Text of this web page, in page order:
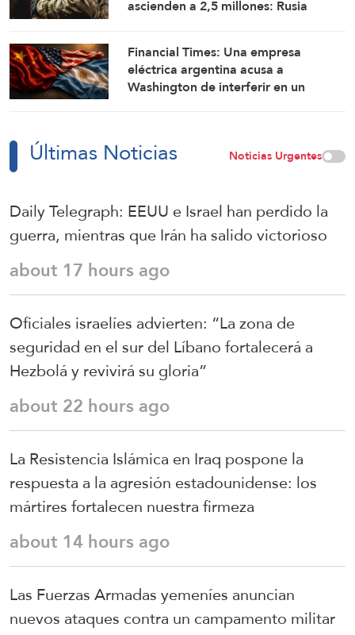
ascienden a 2,5 millones: Rusia
Financial Times: Una empresa
eléctrica argentina acusa a
Washington de interferir en un
Últimas Noticias Noticias Urgentes
Daily Telegraph: EEUU e Israel han perdido la
guerra, mientras que Irán ha salido victorioso
about 17 hours ago
Oficiales israelíes advierten: “La zona de
seguridad en el sur del Líbano fortalecerá a
Hezbolá y revivirá su gloria”
about 22 hours ago
La Resistencia Islámica en Iraq pospone la
respuesta a la agresión estadounidense: los
mártires fortalecen nuestra firmeza
about 14 hours ago
Las Fuerzas Armadas yemeníes anuncian
nuevos ataques contra un campamento militar